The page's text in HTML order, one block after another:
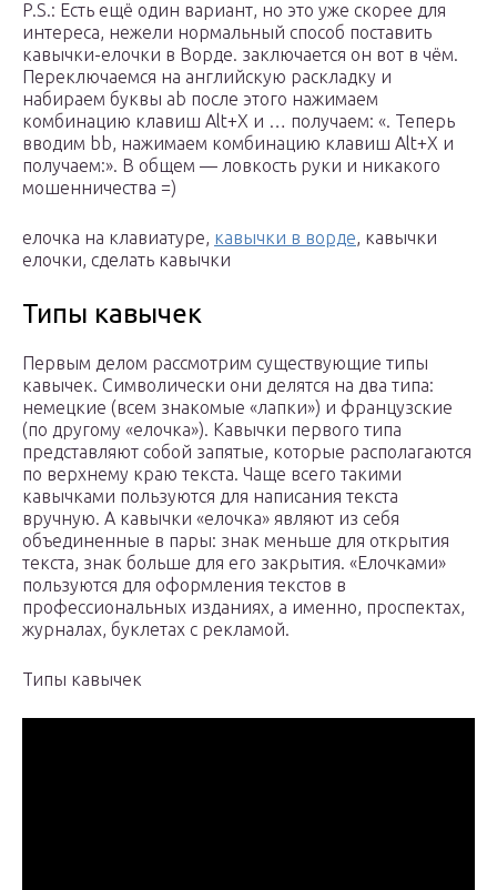
P.S.: Есть ещё один вариант, но это уже скорее для
интереса, нежели нормальный способ поставить
кавычки-елочки в Ворде. заключается он вот в чём.
Переключаемся на английскую раскладку и
набираем буквы ab после этого нажимаем
комбинацию клавиш Alt+X и … получаем: «. Теперь
вводим bb, нажимаем комбинацию клавиш Alt+X и
получаем:». В общем — ловкость руки и никакого
мошенничества =)
елочка на клавиатуре, кавычки в ворде, кавычки
елочки, сделать кавычки
Типы кавычек
Первым делом рассмотрим существующие типы
кавычек. Символически они делятся на два типа:
немецкие (всем знакомые «лапки») и французские
(по другому «елочка»). Кавычки первого типа
представляют собой запятые, которые располагаются
по верхнему краю текста. Чаще всего такими
кавычками пользуются для написания текста
вручную. А кавычки «елочка» являют из себя
объединенные в пары: знак меньше для открытия
текста, знак больше для его закрытия. «Елочками»
пользуются для оформления текстов в
профессиональных изданиях, а именно, проспектах,
журналах, буклетах с рекламой.
Типы кавычек